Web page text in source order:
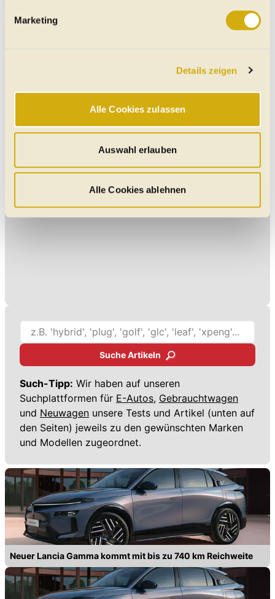
Erfahren Sie mehr darüber, wie Ihre persönlichen Daten
verarbeitet werden, und legen Sie Ihre Präferenzen im
Wir verwenden Cookies, um Ihnen das bestmögliche
Website und sind stets aktiv. Mit Cookies für „Marketing“,
„Statistik“ und „Präferenzen“ möchten wir Ihren Website-
Besuch so komfortabel wie möglich gestalten - mit Klick
"Auswahl erlauben" können Sie selbst entscheiden,
welche Kategorien Sie zulassen möchten. Es werden nur
Daten verarbeitet, für die Sie uns Ihr Einverständnis
geben. Bitte beachten Sie, dass durch eine
Marketing
Details zeigen
Alle Cookies zulassen
Auswahl erlauben
Alle Cookies ablehnen
Suche Artikeln
Such-Tipp: Wir haben auf unseren
Suchplattformen für E-Autos, Gebrauchtwagen
und Neuwagen unsere Tests und Artikel (unten auf
den Seiten) jeweils zu den gewünschten Marken
und Modellen zugeordnet.
Neuer Lancia Gamma kommt mit bis zu 740 km Reichweite